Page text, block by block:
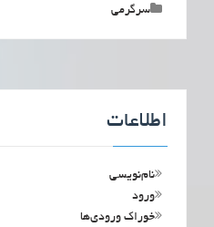
سرگرمی
اطلاعات
نام‌نویسی
ورود
خوراک ورودی‌ها